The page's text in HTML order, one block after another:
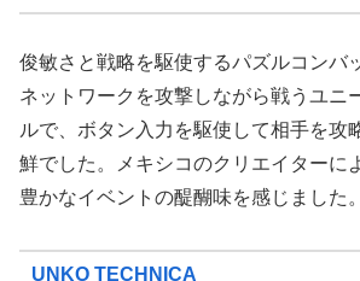
俊敏さと戦略を駆使するパズルコンバ
ネットワークを攻撃しながら戦うユニ
ルで、ボタン入力を駆使して相手を攻
鮮でした。メキシコのクリエイターに
豊かなイベントの醍醐味を感じました。
UNKO TECHNICA